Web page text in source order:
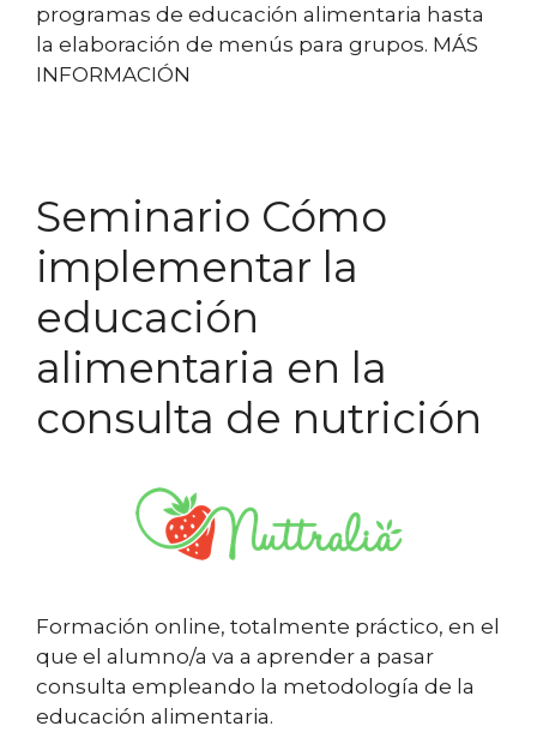
programas de educación alimentaria hasta
la elaboración de menús para grupos. MÁS
INFORMACIÓN
Seminario Cómo
implementar la
educación
alimentaria en la
consulta de nutrición
Formación online, totalmente práctico, en el
que el alumno/a va a aprender a pasar
consulta empleando la metodología de la
educación alimentaria.